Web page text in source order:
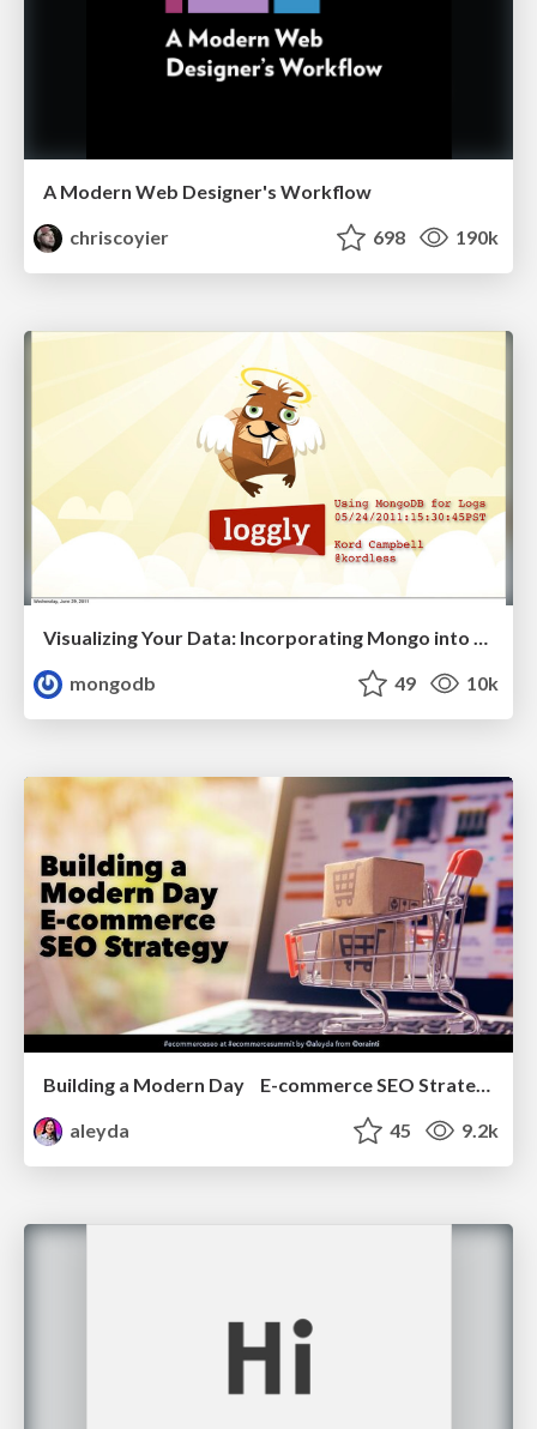
A Modern Web Designer's Workflow
chriscoyier
698 190k
Visualizing Your Data: Incorporating Mongo into Loggly Infrastructure
mongodb
49 10k
Building a Modern Day E-commerce SEO Strategy
aleyda
45 9.2k